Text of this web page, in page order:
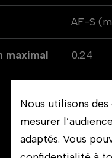
AF-S
maximal 0.24
Focale
Nous utilisons
mesurer
adaptés. Vous